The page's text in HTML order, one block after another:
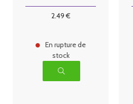
2.49€
En rupture de
stock